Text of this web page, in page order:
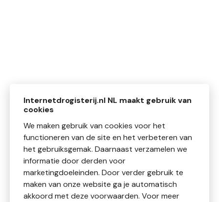
Internetdrogisterij.nl NL maakt gebruik van
cookies
We maken gebruik van cookies voor het
functioneren van de site en het verbeteren van
het gebruiksgemak. Daarnaast verzamelen we
informatie door derden voor
marketingdoeleinden. Door verder gebruik te
maken van onze website ga je automatisch
akkoord met deze voorwaarden. Voor meer